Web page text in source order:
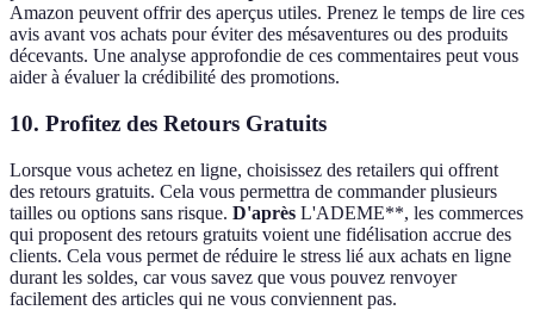
Amazon peuvent offrir des aperçus utiles. Prenez le temps de lire ces
avis avant vos achats pour éviter des mésaventures ou des produits
décevants. Une analyse approfondie de ces commentaires peut vous
aider à évaluer la crédibilité des promotions.
10. Profitez des Retours Gratuits
Lorsque vous achetez en ligne, choisissez des retailers qui offrent
des retours gratuits. Cela vous permettra de commander plusieurs
tailles ou options sans risque. D'après L'ADEME**, les commerces
qui proposent des retours gratuits voient une fidélisation accrue des
clients. Cela vous permet de réduire le stress lié aux achats en ligne
durant les soldes, car vous savez que vous pouvez renvoyer
facilement des articles qui ne vous conviennent pas.